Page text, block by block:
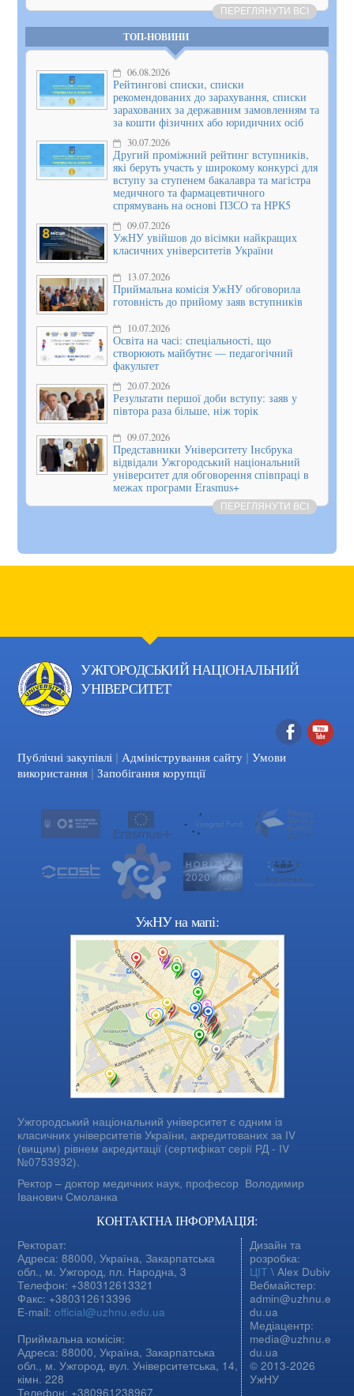
ПЕРЕГЛЯНУТИ ВСІ
ТОП-НОВИНИ
06.08.2026
Рейтингові списки, списки
рекомендованих до зарахування, списки
зарахованих за державним замовленням та
за кошти фізичних або юридичних осіб
30.07.2026
Другий проміжний рейтинг вступників,
які беруть участь у широкому конкурсі для
вступу за ступенем бакалавра та магістра
медичного та фармацевтичного
спрямувань на основі ПЗСО та НРК5
09.07.2026
УжНУ увійшов до вісімки найкращих
класичних університетів України
13.07.2026
Приймальна комісія УжНУ обговорила
готовність до прийому заяв вступників
10.07.2026
Освіта на часі: спеціальності, що
створюють майбутнє — педагогічний
факультет
20.07.2026
Результати першої доби вступу: заяв у
півтора раза більше, ніж торік
09.07.2026
Представники Університету Інсбрука
відвідали Ужгородський національний
університет для обговорення співпраці в
межах програми Erasmus+
ПЕРЕГЛЯНУТИ ВСІ
УЖГОРОДСЬКИЙ НАЦІОНАЛЬНИЙ
УНІВЕРСИТЕТ
Facebook
Публічні закупівлі | Адміністрування сайту | Умови
використання | Запобігання корупції
УжНУ на мапі:
Ужгородський національний університет є одним із
класичних університетів України, акредитованих за IV
(вищим) рівнем акредитації (сертифікат серії РД - IV
№0753932).
Ректор – доктор медичних наук, професор Володимир
Іванович Смоланка
КОНТАКТНА ІНФОРМАЦІЯ:
Ректорат:
Адреса: 88000, Україна, Закарпатська
обл., м. Ужгород, пл. Народна, 3
Телефон: +380312613321
Факс: +380312613396
E-mail:official@uzhnu.edu.ua
Приймальна комісія:
Адреса: 88000, Україна, Закарпатська
обл., м. Ужгород, вул. Університетська, 14,
кімн. 228
Телефон: +380961238967,
Дизайн та
розробка:
ЦІТ \ Alex Dubiv
Вебмайстер:
admin@uzhnu.e
du.ua
Медіацентр:
media@uzhnu.e
du.ua
© 2013-2026
УжНУ